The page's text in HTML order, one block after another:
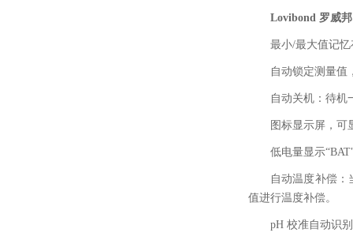
Lovibond 罗威
最小/最大值记
自动锁定测量值
自动关机：待机
图标显示屏，可
低电量显示
自动温度补偿：
值进行温度补偿。
pH 校准自动识